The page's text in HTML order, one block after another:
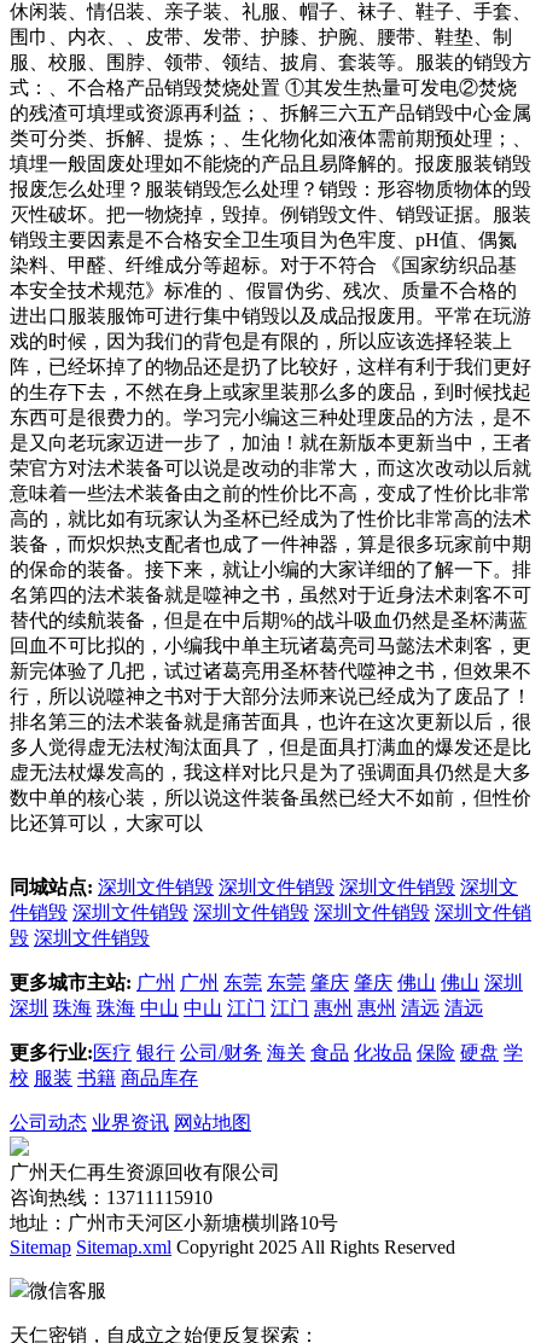
休闲装、情侣装、亲子装、礼服、帽子、袜子、鞋子、手套、
围巾、内衣、、皮带、发带、护膝、护腕、腰带、鞋垫、制
服、校服、围脖、领带、领结、披肩、套装等。服装的销毁方
式：、不合格产品销毁焚烧处置 ①其发生热量可发电②焚烧
的残渣可填埋或资源再利益；、拆解三六五产品销毁中心金属
类可分类、拆解、提炼；、生化物化如液体需前期预处理；、
填埋一般固废处理如不能烧的产品且易降解的。报废服装销毁
报废怎么处理？服装销毁怎么处理？销毁：形容物质物体的毁
灭性破坏。把一物烧掉，毁掉。例销毁文件、销毁证据。服装
销毁主要因素是不合格安全卫生项目为色牢度、pH值、偶氮
染料、甲醛、纤维成分等超标。对于不符合 《国家纺织品基
本安全技术规范》标准的 、假冒伪劣、残次、质量不合格的
进出口服装服饰可进行集中销毁以及成品报废用。平常在玩游
戏的时候，因为我们的背包是有限的，所以应该选择轻装上
阵，已经坏掉了的物品还是扔了比较好，这样有利于我们更好
的生存下去，不然在身上或家里装那么多的废品，到时候找起
东西可是很费力的。学习完小编这三种处理废品的方法，是不
是又向老玩家迈进一步了，加油！就在新版本更新当中，王者
荣官方对法术装备可以说是改动的非常大，而这次改动以后就
意味着一些法术装备由之前的性价比不高，变成了性价比非常
高的，就比如有玩家认为圣杯已经成为了性价比非常高的法术
装备，而炽炽热支配者也成了一件神器，算是很多玩家前中期
的保命的装备。接下来，就让小编的大家详细的了解一下。排
名第四的法术装备就是噬神之书，虽然对于近身法术刺客不可
替代的续航装备，但是在中后期%的战斗吸血仍然是圣杯满蓝
回血不可比拟的，小编我中单主玩诸葛亮司马懿法术刺客，更
新完体验了几把，试过诸葛亮用圣杯替代噬神之书，但效果不
行，所以说噬神之书对于大部分法师来说已经成为了废品了！
排名第三的法术装备就是痛苦面具，也许在这次更新以后，很
多人觉得虚无法杖淘汰面具了，但是面具打满血的爆发还是比
虚无法杖爆发高的，我这样对比只是为了强调面具仍然是大多
数中单的核心装，所以说这件装备虽然已经大不如前，但性价
比还算可以，大家可以
同城站点: 深圳文件销毁 深圳文件销毁 深圳文件销毁 深圳文
件销毁 深圳文件销毁 深圳文件销毁 深圳文件销毁 深圳文件销
毁 深圳文件销毁
更多城市主站: 广州 广州 东莞 东莞 肇庆 肇庆 佛山 佛山 深圳
深圳 珠海 珠海 中山 中山 江门 江门 惠州 惠州 清远 清远
更多行业: 医疗 银行 公司/财务 海关 食品 化妆品 保险 硬盘 学
校 服装 书籍 商品库存
公司动态 业界资讯 网站地图
广州天仁再生资源回收有限公司
咨询热线：13711115910
地址：广州市天河区小新塘横圳路10号
Sitemap Sitemap.xml Copyright 2025 All Rights Reserved
微信客服
天仁密销，自成立之始便反复探索：